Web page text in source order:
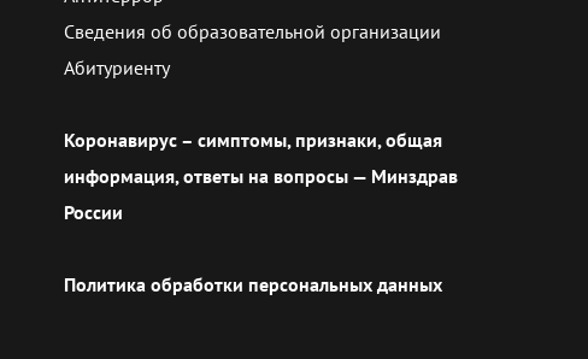
Сведения об образовательной организации
Абитуриенту
Коронавирус – симптомы, признаки, общая
информация, ответы на вопросы — Минздрав
России
Политика обработки персональных данных